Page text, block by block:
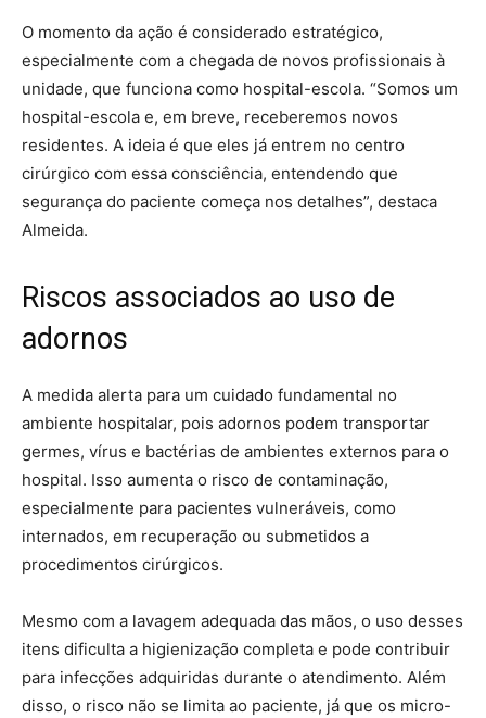
O momento da ação é considerado estratégico,
especialmente com a chegada de novos profissionais à
unidade, que funciona como hospital-escola. “Somos um
hospital-escola e, em breve, receberemos novos
residentes. A ideia é que eles já entrem no centro
cirúrgico com essa consciência, entendendo que
segurança do paciente começa nos detalhes”, destaca
Almeida.
Riscos associados ao uso de
adornos
A medida alerta para um cuidado fundamental no
ambiente hospitalar, pois adornos podem transportar
germes, vírus e bactérias de ambientes externos para o
hospital. Isso aumenta o risco de contaminação,
especialmente para pacientes vulneráveis, como
internados, em recuperação ou submetidos a
procedimentos cirúrgicos.
Mesmo com a lavagem adequada das mãos, o uso desses
itens dificulta a higienização completa e pode contribuir
para infecções adquiridas durante o atendimento. Além
disso, o risco não se limita ao paciente, já que os micro-